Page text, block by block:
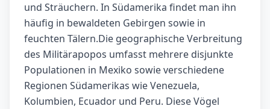
und Sträuchern. In Südamerika findet man ihn
häufig in bewaldeten Gebirgen sowie in
feuchten Tälern.Die geographische Verbreitung
des Militärapopos umfasst mehrere disjunkte
Populationen in Mexiko sowie verschiedene
Regionen Südamerikas wie Venezuela,
Kolumbien, Ecuador und Peru. Diese Vögel